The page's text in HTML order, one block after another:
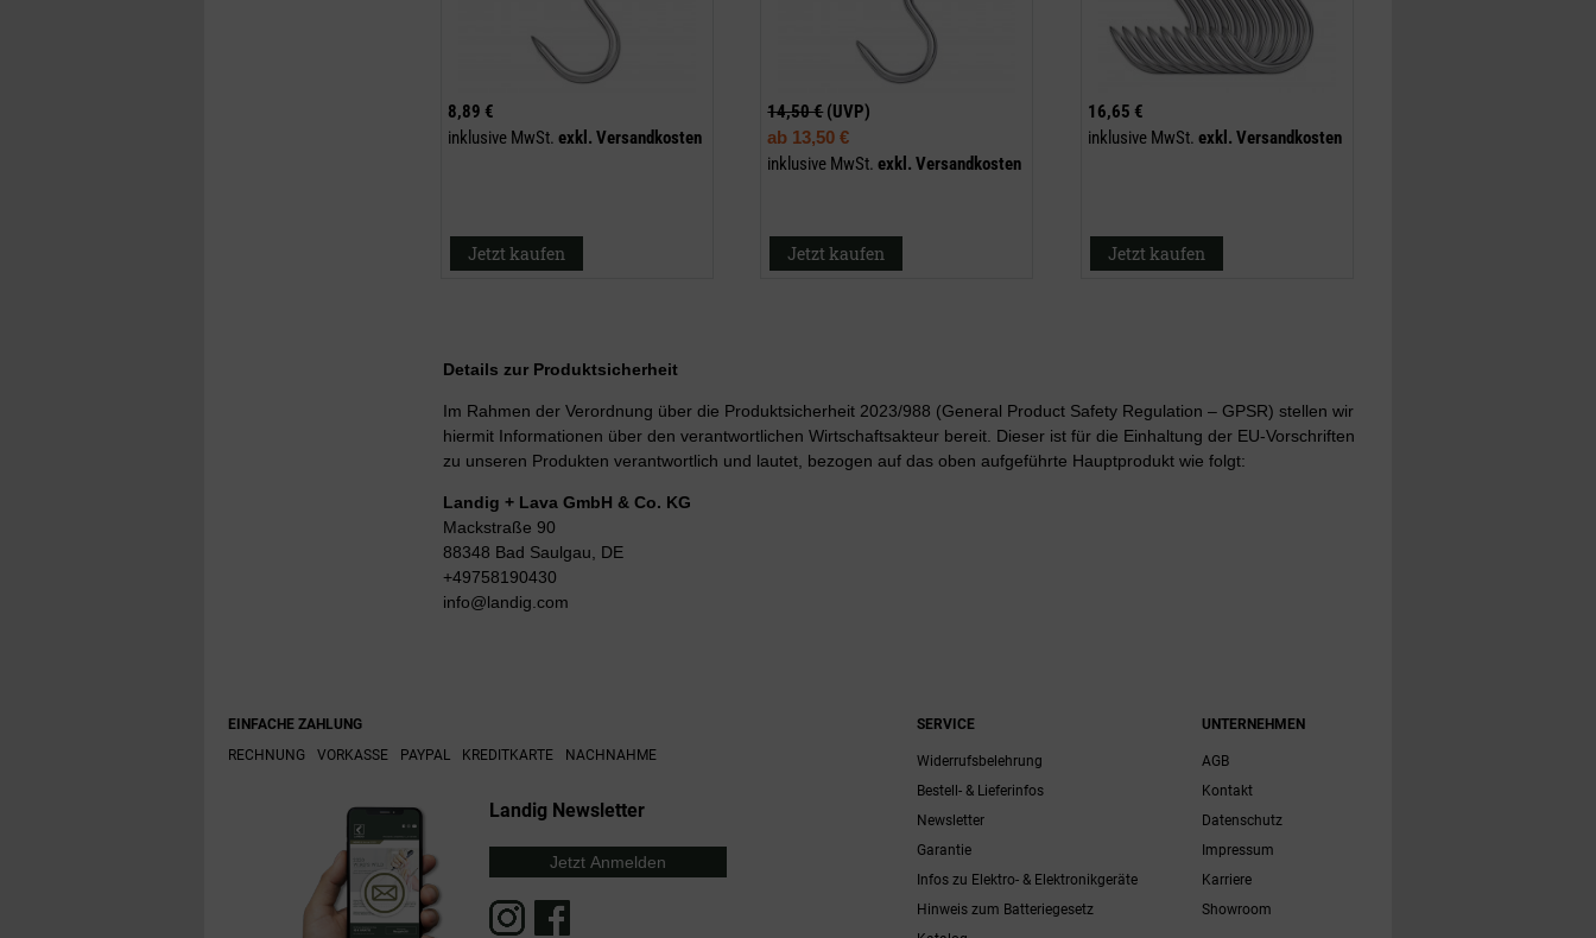
8,89 €
inklusive MwSt. exkl. Versandkosten
Jetzt kaufen
14,50 € (UVP)
ab 13,50 €
inklusive MwSt. exkl.Versandkosten
Jetzt kaufen
16,65 €
inklusive MwSt. exkl. Versandkosten
Jetzt kaufen
Details zur Produktsicherheit
Im Rahmen der Verordnung über die Produktsicherheit 2023/988 (General Product Safety Regulation – GPSR) stellen wir
hiermit Informationen über den verantwortlichen Wirtschaftsakteur bereit. Dieser ist für die Einhaltung der EU-Vorschriften
zu unseren Produkten verantwortlich und lautet, bezogen auf das oben aufgeführte Hauptprodukt wie folgt:
Landig + Lava GmbH & Co. KG
Mackstraße 90
88348 Bad Saulgau, DE
+49758190430
info@landig.com
EINFACHE ZAHLUNG
RECHNUNG
VORKASSE PAYPAL KREDITKARTE NACHNAHME
Landig Newsletter
Jetzt Anmelden
SERVICE
Widerrufsbelehrung
Bestell- & Lieferinfos
Newsletter
Garantie
Infos zu Elektro- & Elektronikgeräte
Hinweis zum Batteriegesetz
UNTERNEHMEN
AGB
Kontakt
Datenschutz
Impressum
Karriere
Showroom